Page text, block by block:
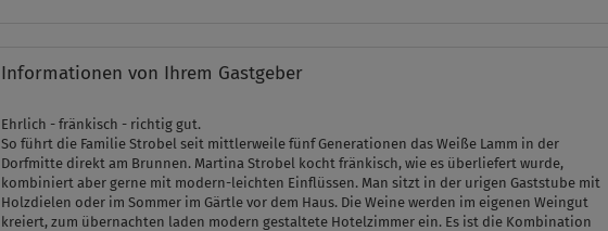
Informationen von Ihrem Gastgeber
Ehrlich - fränkisch - richtig gut.
So führt die Familie Strobel seit mittlerweile fünf Generationen das Weiße Lamm in der
Dorfmitte direkt am Brunnen. Martina Strobel kocht fränkisch, wie es überliefert wurde,
kombiniert aber gerne mit modern-leichten Einflüssen. Man sitzt in der urigen Gaststube mit
Holzdielen oder im Sommer im Gärtle vor dem Haus. Die Weine werden im eigenen Weingut
kreiert, zum übernachten laden modern gestaltete Hotelzimmer ein. Es ist die Kombination